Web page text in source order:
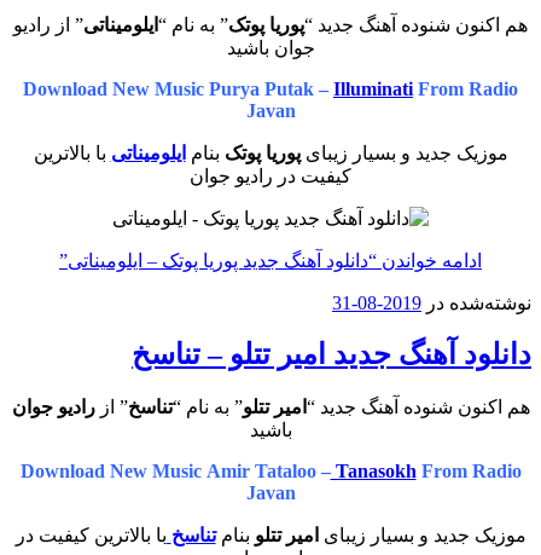
هم اکنون شنوده آهنگ جدید “پوریا پوتک” به نام “ ایلومیناتی” از رادیو
جوان باشید
Download New Music Purya Putak – Illuminati From Radio
Javan
موزیک جدید و بسیار زیبایپوریا پوتک بنام ایلومیناتی با بالاترین
کیفیت در رادیو جوان
ادامه خواندن “دانلود آهنگ جدید پوریا پوتک – ایلومیناتی”
نوشته‌شده در 2019-08-31
دانلود آهنگ جدید امیر تتلو – تناسخ
هم اکنون شنوده آهنگ جدید “ امیر تتلو” به نام “تناسخ” ازرادیو جوان
باشید
Download New Music Amir Tataloo –Tanasokh From Radio
Javan
موزیک جدید و بسیار زیبای امیر تتلو بنامتناسخ با بالاترین کیفیت در